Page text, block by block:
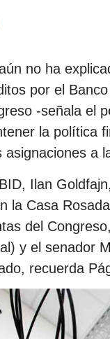
no ha
por el
-señala el
la política
asignaciones a
Ilan
la Casa
del
y el senador
recuerda